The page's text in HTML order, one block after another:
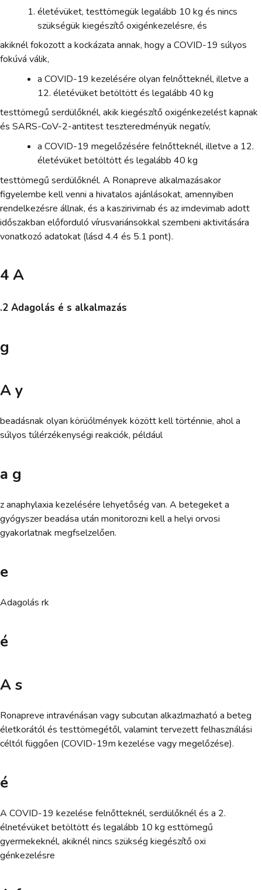
életévüket, testtömegük legalább 10 kg és nincs
szükségük kiegészítő oxigénkezelésre, és
akiknél fokozott a kockázata annak, hogy a COVID-19 súlyos
fokúvá válik,
a COVID-19 kezelésére olyan felnőtteknél, illetve a
12. életévüket betöltött és legalább 40 kg
testtömegű serdülőknél, akik kiegészítő oxigénkezelést kapnak
és SARS-CoV-2-antitest teszteredményük negatív,
a COVID-19 megelőzésére felnőtteknél, illetve a 12.
életévüket betöltött és legalább 40 kg
testtömegű serdülőknél. A Ronapreve alkalmazásakor
figyelembe kell venni a hivatalos ajánlásokat, amennyiben
rendelkezésre állnak, és a kaszirivimab és az imdevimab adott
időszakban előforduló vírusvariánsokkal szembeni aktivitására
vonatkozó adatokat (lásd 4.4 és 5.1 pont).
4 A
.2 Adagolás é s alkalmazás
g
A y
beadásnak olyan körüólmények között kell történnie, ahol a
súlyos túlérzékenységi reakciók, például
a g
z anaphylaxia kezelésére lehyetőség van. A betegeket a
gyógyszer beadása után monitorozni kell a helyi orvosi
gyakorlatnak megfselzelően.
e
Adagolás rk
é
A s
Ronapreve intravénásan vagy subcutan alkazlmazható a beteg
életkorától és testtömegétől, valamint tervezett felhasználási
céltól függően (COVID-19m kezelése vagy megelőzése).
é
A COVID-19 kezelése felnőtteknél, serdülőknél és a 2.
élnetévüket betöltött és legalább 10 kg esttömegű
gyermekeknél, akiknél nincs szükség kiegészítő oxi
génkezelésre